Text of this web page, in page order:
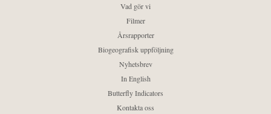
Vad gör vi
Filmer
Årsrapporter
Biogeografisk uppföljning
Nyhetsbrev
In English
Butterfly Indicators
Kontakta oss